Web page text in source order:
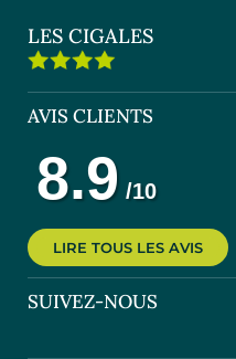
LES CIGALES
AVIS CLIENTS
LIRE TOUS LES AVIS
SUIVEZ-NOUS